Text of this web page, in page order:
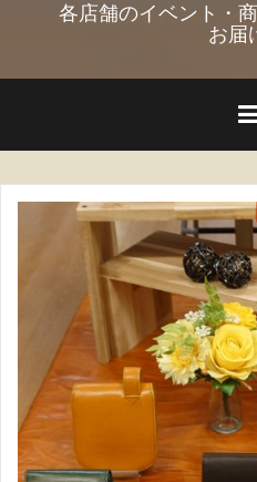
各店舗のイベント・
お届